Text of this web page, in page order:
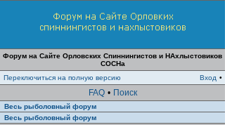
Форум на Сайте Орловских Спиннингистов и НАхлыстовиков
СОСНа
Переключиться на полную версию
Вход •
FAQ • Поиск
Весь рыболовный форум
Весь рыболовный форум